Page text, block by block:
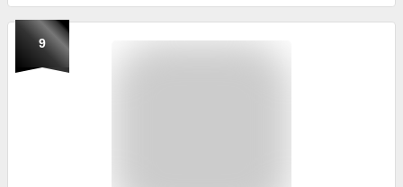
9